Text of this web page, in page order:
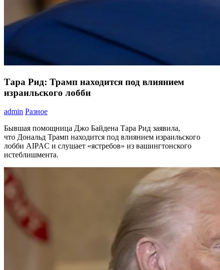
Тара Рид: Трамп находится под влиянием
израильского лобби
admin Разное
Бывшая помощница Джо Байдена Тара Рид заявила,
что Дональд Трамп находится под влиянием израильского
лобби AIPAC и слушает «ястребов» из вашингтонского
истеблишмента.